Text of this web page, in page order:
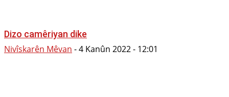
Dizo camêriyan dike
Nivîskarên Mêvan -4 Kanûn 2022 - 12:01